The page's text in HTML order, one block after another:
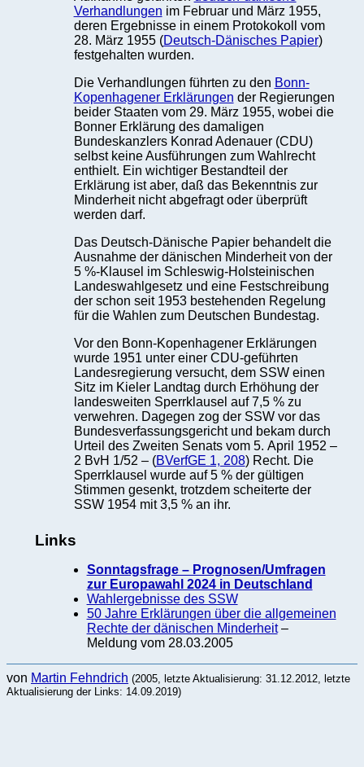
Verhandlungen im Februar und März 1955,
deren Ergebnisse in einem Protokokoll vom
28. März 1955 (Deutsch-Dänisches Papier)
festgehalten wurden.
Die Verhandlungen führten zu den Bonn-
Kopenhagener Erklärungen der Regierungen
beider Staaten vom 29. März 1955, wobei die
Bonner Erklärung des damaligen
Bundeskanzlers Konrad Adenauer (CDU)
selbst keine Ausführungen zum Wahlrecht
enthielt. Ein wichtiger Bestandteil der
Erklärung ist aber, daß das Bekenntnis zur
Minderheit nicht abgefragt oder überprüft
werden darf.
Das Deutsch-Dänische Papier behandelt die
Ausnahme der dänischen Minderheit von der
5 %-Klausel im Schleswig-Holsteinischen
Landeswahlgesetz und eine Festschreibung
der schon seit 1953 bestehenden Regelung
für die Wahlen zum Deutschen Bundestag.
Vor den Bonn-Kopenhagener Erklärungen
wurde 1951 unter einer CDU-geführten
Landesregierung versucht, dem SSW einen
Sitz im Kieler Landtag durch Erhöhung der
landesweiten Sperrklausel auf 7,5 % zu
verwehren. Dagegen zog der SSW vor das
Bundesverfassungsgericht und bekam durch
Urteil des Zweiten Senats vom 5. April 1952 –
2 BvH 1/52 – (BVerfGE 1, 208) Recht. Die
Sperrklausel wurde auf 5 % der gültigen
Stimmen gesenkt, trotzdem scheiterte der
SSW 1954 mit 3,5 % an ihr.
Links
Sonntagsfrage – Prognosen/Umfragen
zur Europawahl 2024 in Deutschland
Wahlergebnisse des SSW
50 Jahre Erklärungen über die allgemeinen
Rechte der dänischen Minderheit–
Meldung vom 28.03.2005
von Martin Fehndrich (2005, letzte Aktualisierung: 31.12.2012, letzte
Aktualisierung der Links: 14.09.2019)